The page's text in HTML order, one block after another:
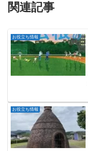
関連記事
お役立ち情報
お役立ち情報